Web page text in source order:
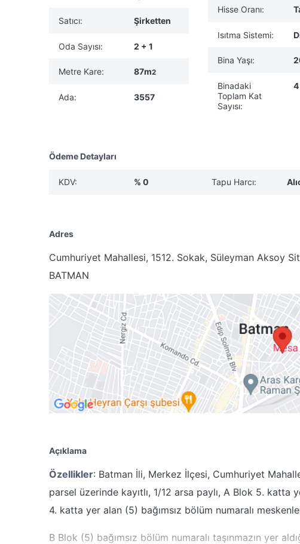
Satıcı: Şirketten
Oda Sayısı: 2 + 1
Metre Kare: 87m2
Ada: 3557
Hisse Oranı:
Isıtma Sistemi:
Bina Yaşı:
Binadaki
Toplam Kat
Sayısı:
4
Ödeme Detayları
KDV: % 0 Tapu Harcı:
Adres
Cumhuriyet Mahallesi, 1512. Sokak, Süleyman Aksoy
BATMAN
Açıklama
Özellikler: Batman İli, Merkez İlçesi, Cumhuriyet
parsel üzerinde kayıtlı, 1/12 arsa paylı, A Blok 5. katta
4. katta yer alan (5) bağımsız bölüm numaralı
B Blok (5) bağımsız bölüm numaralı taşınmazın yer